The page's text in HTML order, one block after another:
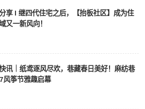
享 I 继四代住宅之后，【抬板社区】成为住
又一新风向！
讯｜纸鸢逐风尽欢，巷藏春日美好！麻纺巷
风筝节雅趣启幕